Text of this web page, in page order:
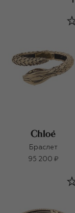
Браслет
95 200 ₽